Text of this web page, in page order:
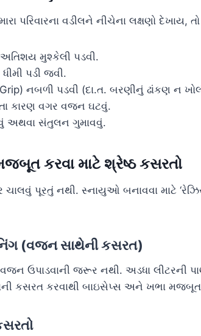
પરિવારના વડીલને નીચેના લક્ષણો
અતિશય મુશ્કેલી પડવી.
પડી જવી.
નબળી પડવી (દા.ત. બરણીનું ઢાંકણ ન
કારણ વગર વજન ઘટવું.
અથવા સંતુલન ગુમાવવું.
કરવા માટે શ્રેષ્ઠ કસરતો
પૂરતું નથી. સ્નાયુઓ બનાવવા માટે
(વજન સાથેની કસરત)
ઉપાડવાની જરૂર નથી. અડધા લીટરની
કસરત કરવાથી બાઇસેપ્સ અને ખભા